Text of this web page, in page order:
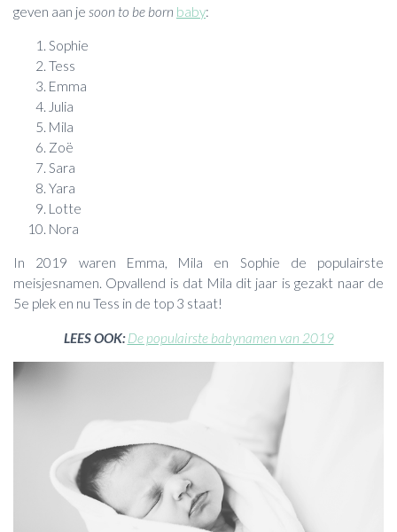
geven aan je soon to be born baby:
Sophie
Tess
Emma
Julia
Mila
Zoë
Sara
Yara
Lotte
Nora
In 2019 waren Emma, Mila en Sophie de populairste
meisjesnamen. Opvallend is dat Mila dit jaar is gezakt naar de
5e plek en nu Tess in de top 3 staat!
LEES OOK: De populairste babynamen van 2019